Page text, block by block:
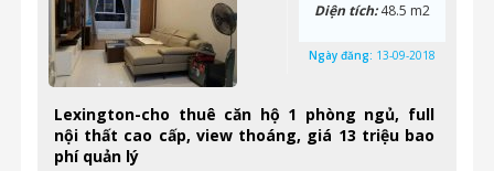
Lexington-cho thuê căn hộ 1 phòng ngủ, full
nội thất cao cấp, view thoáng, giá 13 triệu bao
phí quản lý
Diện tích:48.5 m2
Ngày đăng: 13-09-2018